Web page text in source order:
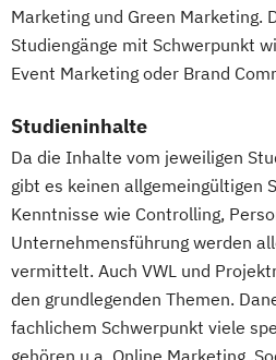
Marketing und Green Marketing.
Studiengänge mit Schwerpunkt
Event Marketing oder Brand
Studieninhalte
Da die Inhalte vom jeweiligen
gibt es keinen allgemeingültigen
Kenntnisse wie Controlling,
Unternehmensführung werden
vermittelt. Auch VWL und
den grundlegenden Themen.
fachlichem Schwerpunkt viele
gehören u.a. Online Marketing,